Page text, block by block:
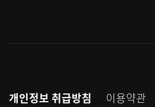
개인정보 취급방침 이용약관